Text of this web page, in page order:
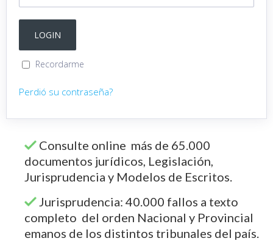
Recordarme
Perdió su contraseña?
Consulte online más de 65.000
documentos jurídicos, Legislación,
Jurisprudencia y Modelos de Escritos.
Jurisprudencia: 40.000 fallos a texto
completo del orden Nacional y Provincial
emanos de los distintos tribunales del país.